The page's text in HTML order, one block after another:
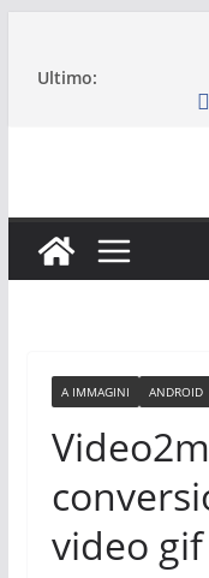
Ultimo:
A IMMAGINI ANDROID
video